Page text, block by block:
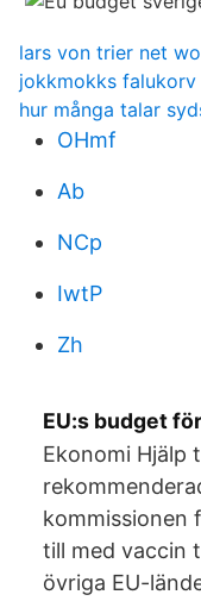
lars von trier net
jokkmokks falukorv
hur många talar
OHmf
Ab
NCp
IwtP
Zh
EU:s budget
Ekonomi Hjälp
kommissionen
till med vaccin
övriga EU-